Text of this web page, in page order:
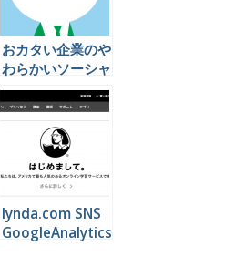
おカタい企業のや
わらかいソーシャ
ルメディア活用事
例
lynda.com SNS
GoogleAnalytics